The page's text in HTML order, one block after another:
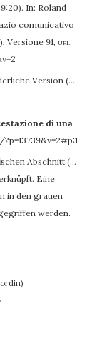
In: Roland
comunicativo
Versione 91, url:
Version (…
di una
Abschnitt (…
Eine
in den grauen
werden.